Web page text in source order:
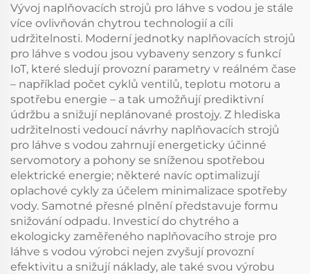
Vývoj naplňovacích strojů pro láhve s vodou je stále
více ovlivňován chytrou technologií a cíli
udržitelnosti. Moderní jednotky naplňovacích strojů
pro láhve s vodou jsou vybaveny senzory s funkcí
IoT, které sledují provozní parametry v reálném čase
– například počet cyklů ventilů, teplotu motoru a
spotřebu energie – a tak umožňují prediktivní
údržbu a snižují neplánované prostojy. Z hlediska
udržitelnosti vedoucí návrhy naplňovacích strojů
pro láhve s vodou zahrnují energeticky účinné
servomotory a pohony se sníženou spotřebou
elektrické energie; některé navíc optimalizují
oplachové cykly za účelem minimalizace spotřeby
vody. Samotné přesné plnění představuje formu
snižování odpadu. Investicí do chytrého a
ekologicky zaměřeného naplňovacího stroje pro
láhve s vodou výrobci nejen zvyšují provozní
efektivitu a snižují náklady, ale také svou výrobu